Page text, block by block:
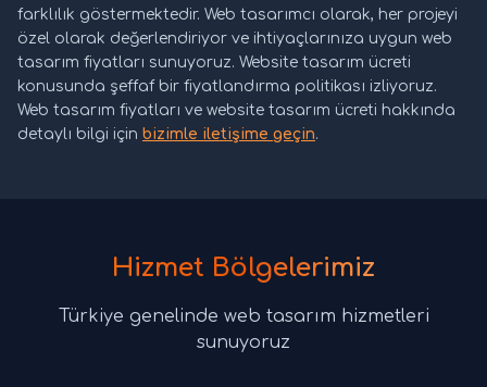
farklılık göstermektedir. Web tasarımcı olarak, her projeyi
özel olarak değerlendiriyor ve ihtiyaçlarınıza uygun web
tasarım fiyatları sunuyoruz. Website tasarım ücreti
konusunda şeffaf bir fiyatlandırma politikası izliyoruz.
Web tasarım fiyatları ve website tasarım ücreti hakkında
detaylı bilgi için bizimle iletişime geçin.
Hizmet Bölgelerimiz
Türkiye genelinde web tasarım hizmetleri
sunuyoruz